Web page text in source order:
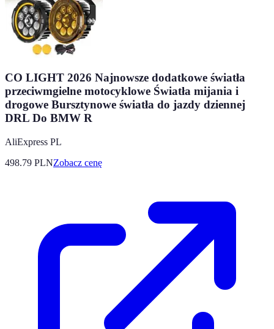
CO LIGHT 2026 Najnowsze dodatkowe światła
przeciwmgielne motocyklowe Światła mijania i
drogowe Bursztynowe światła do jazdy dziennej
DRL Do BMW R
AliExpress PL
498.79 PLNZobacz cenę